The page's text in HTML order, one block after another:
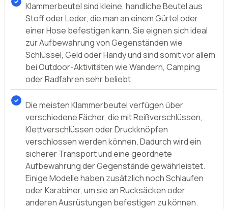
Klammerbeutel sind kleine, handliche Beutel aus
Stoff oder Leder, die man an einem Gürtel oder
einer Hose befestigen kann. Sie eignen sich ideal
zur Aufbewahrung von Gegenständen wie
Schlüssel, Geld oder Handy und sind somit vor allem
bei Outdoor-Aktivitäten wie Wandern, Camping
oder Radfahren sehr beliebt.
Die meisten Klammerbeutel verfügen über
verschiedene Fächer, die mit Reißverschlüssen,
Klettverschlüssen oder Druckknöpfen
verschlossen werden können. Dadurch wird ein
sicherer Transport und eine geordnete
Aufbewahrung der Gegenstände gewährleistet.
Einige Modelle haben zusätzlich noch Schlaufen
oder Karabiner, um sie an Rucksäcken oder
anderen Ausrüstungen befestigen zu können.